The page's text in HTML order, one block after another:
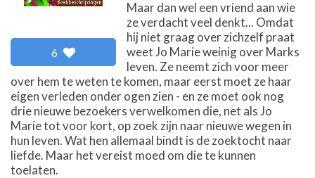
6
Maar dan wel een vriend aan wie
ze verdacht veel denkt... Omdat
hij niet graag over zichzelf praat
weet Jo Marie weinig over Marks
leven. Ze neemt zich voor meer
over hem te weten te komen, maar eerst moet ze haar
eigen verleden onder ogen zien - en ze moet ook nog
drie nieuwe bezoekers verwelkomen die, net als Jo
Marie tot voor kort, op zoek zijn naar nieuwe wegen in
hun leven. Wat hen allemaal bindt is de zoektocht naar
liefde. Maar het vereist moed om die te kunnen
toelaten.